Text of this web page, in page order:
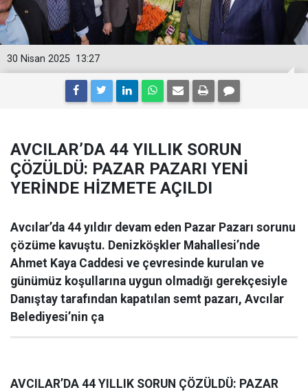
13:27
30 Nisan 2025
AVCILAR’DA 44 YILLIK SORUN
ÇÖZÜLDÜ: PAZAR PAZARI YENİ
YERİNDE HİZMETE AÇILDI
Avcılar’da 44 yıldır devam eden Pazar Pazarı sorunu
çözüme kavuştu. Denizköşkler Mahallesi’nde
Ahmet Kaya Caddesi ve çevresinde kurulan ve
günümüz koşullarına uygun olmadığı gerekçesiyle
Danıştay tarafından kapatılan semt pazarı, Avcılar
Belediyesi’nin ça
AVCILAR’DA 44 YILLIK SORUN ÇÖZÜLDÜ: PAZAR